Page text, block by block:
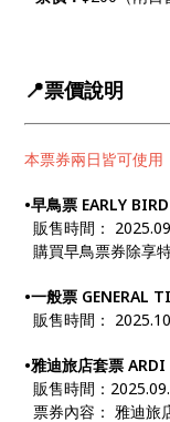
📍票價說明
本票券兩日皆可使用
•早鳥票 EARLY
販售時間：
購買早鳥票券除享
•一般票 GENERAL
販售時間：
•雅迪旅店套票
販售時間：
票券內容： 雅迪旅